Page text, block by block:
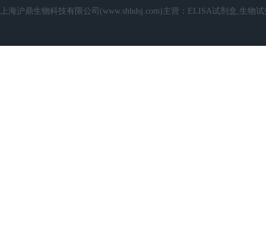
上海沪鼎生物科技有限公司(www.shhdsj.com)主营：ELISA试剂盒,生物